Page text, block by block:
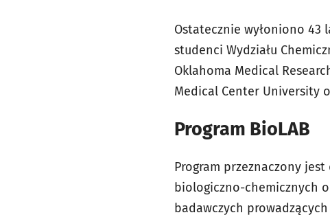
Ostatecznie wyłoniono 43
studenci Wydziału
Oklahoma Medical
Medical Center University
Program BioLAB
Program przeznaczony
biologiczno-chemicznych
badawczych